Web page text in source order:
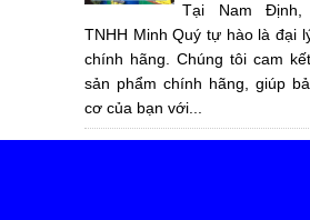
Tại Nam Định,
TNHH Minh Quý tự hào là đại
chính hãng. Chúng tôi cam
sản phẩm chính hãng, giúp
cơ của bạn với...